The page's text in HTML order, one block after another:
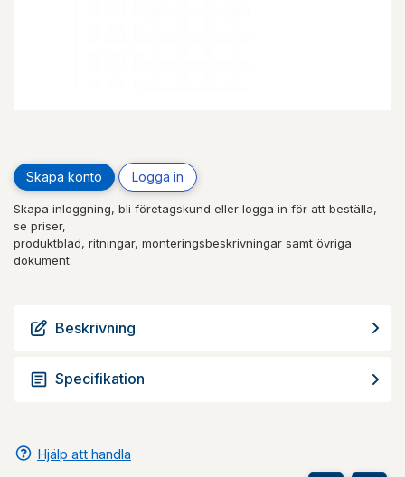
Skapa konto Logga in
Skapa inloggning, bli företagskund eller logga in för att beställa,
se priser,
produktblad, ritningar, monteringsbeskrivningar samt övriga
dokument.
Beskrivning
Specifikation
Hjälp att handla